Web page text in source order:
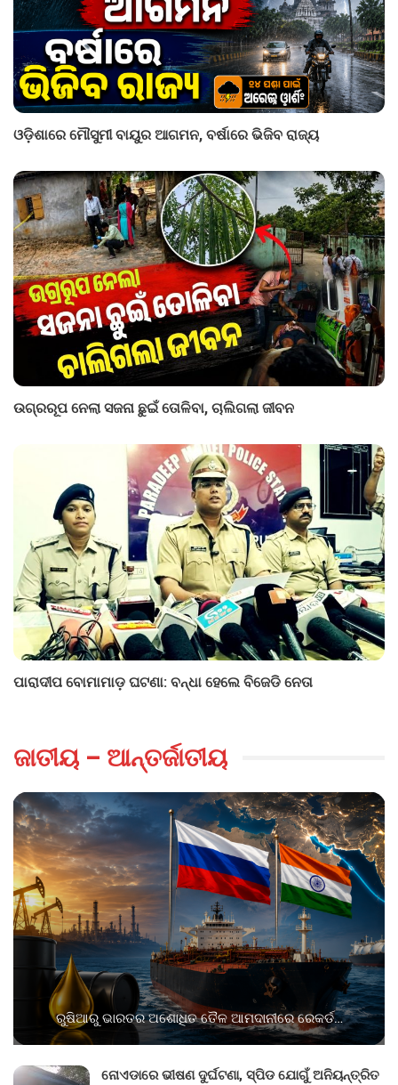
ଓଡ଼ିଶାରେ ମୌସୁମୀ ବାୟୁର ଆଗମନ, ବର୍ଷାରେ ଭିଜିବ ରାଜ୍ୟ
ଉଗ୍ରରୂପ ନେଲା ସଜନା ଛୁଇଁ ତୋଳିବା, ଚାଲିଗଲା ଜୀବନ
ପାରାଦୀପ ବୋମାମାଡ଼ ଘଟଣା: ବନ୍ଧା ହେଲେ ବିଜେଡି ନେତା
ଜାତୀୟ – ଆନ୍ତର୍ଜାତୀୟ
ରୁଷିଆରୁ ଭାରତର ଅଶୋଧିତ ତୈଳ ଆମଦାନୀରେ ରେକର୍ଡ…
ନୋଏଡାରେ ଭୀଷଣ ଦୁର୍ଘଟଣା, ସ୍ପିଡ ଯୋଗୁଁ ଅନିୟନ୍ତ୍ରିତ